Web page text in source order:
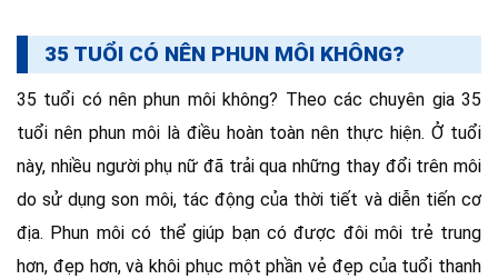
35 TUỔI CÓ NÊN PHUN MÔI KHÔNG?
35 tuổi có nên phun môi không? Theo các chuyên gia 35
tuổi nên phun môi là điều hoàn toàn nên thực hiện. Ở tuổi
này, nhiều người phụ nữ đã trải qua những thay đổi trên môi
do sử dụng son môi, tác động của thời tiết và diễn tiến cơ
địa. Phun môi có thể giúp bạn có được đôi môi trẻ trung
hơn, đẹp hơn, và khôi phục một phần vẻ đẹp của tuổi thanh